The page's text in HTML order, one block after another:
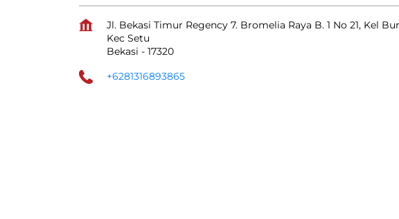
Jl. Bekasi Timur Regency 7. Bromelia Raya B. 1 No 21, Kel
Kec Setu
Bekasi - 17320
+6281316893865